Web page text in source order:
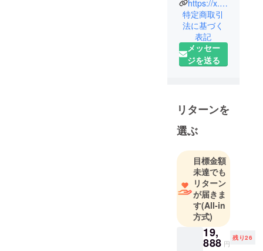
ティブカン
パニー。
https://x.com/KLON_KLON_KLON
特定商取引
法に基づく
表記
メッセー
ジを送る
リターンを
選ぶ
目標金額
未達でも
リターン
が届きま
す(All-in
方式)
19,
888 円
残り26